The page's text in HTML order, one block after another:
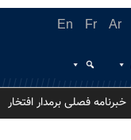
En Fr Ar
خبرنامه فصلی برمدار افتخار